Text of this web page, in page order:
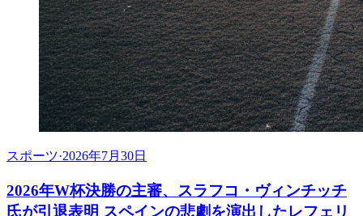
スポーツ·2026年7月30日
2026年W杯決勝の主審、スラフコ・ヴィンチッチ
氏が引退表明 スペインの悲劇を演出したレフェリ